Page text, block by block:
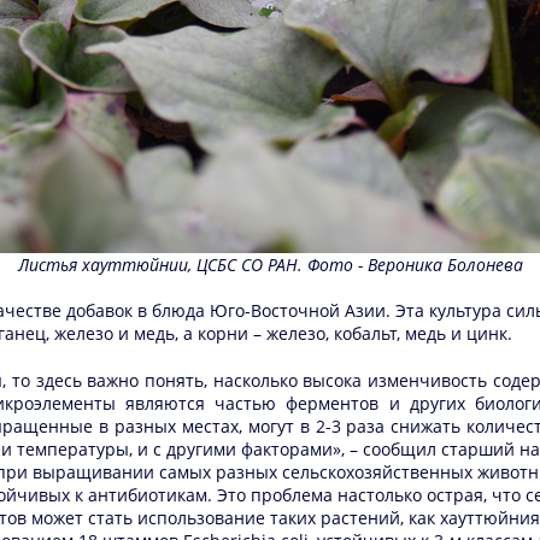
Листья хауттюйнии, ЦСБС СО РАН. Фото - Вероника Болонева
добавок в блюда Юго-Восточной Азии. Эта культура
железо и медь, а корни – железо, кобальт, медь и цинк.
то здесь важно понять, насколько высока изменчивость
являются частью ферментов и других
в разных местах, могут в 2-3 раза снижать
температуры, и с другими факторами», – сообщил
выращивании самых разных сельскохозяйственных
к антибиотикам. Это проблема настолько острая,
стать использование таких растений, как